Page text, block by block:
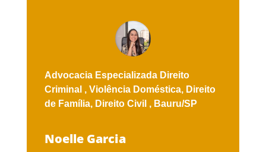
Advocacia Especializada Direito
Criminal , Violência Doméstica, Direito
de Família, Direito Civil , Bauru/SP
Noelle Garcia